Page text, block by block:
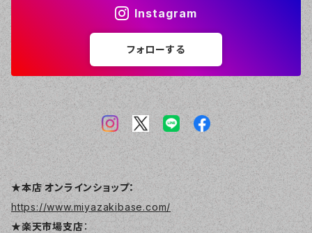
Instagram
フォローする
★本店 オンラインショップ：
https://www.miyazakibase.com/
★楽天市場支店：